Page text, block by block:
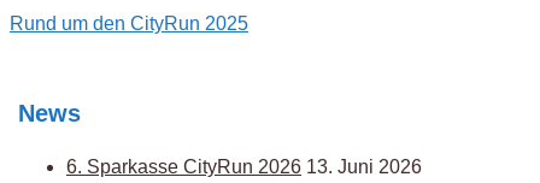
Post
Rund um den CityRun 2025
News
6. Sparkasse CityRun 2026 13. Juni 2026